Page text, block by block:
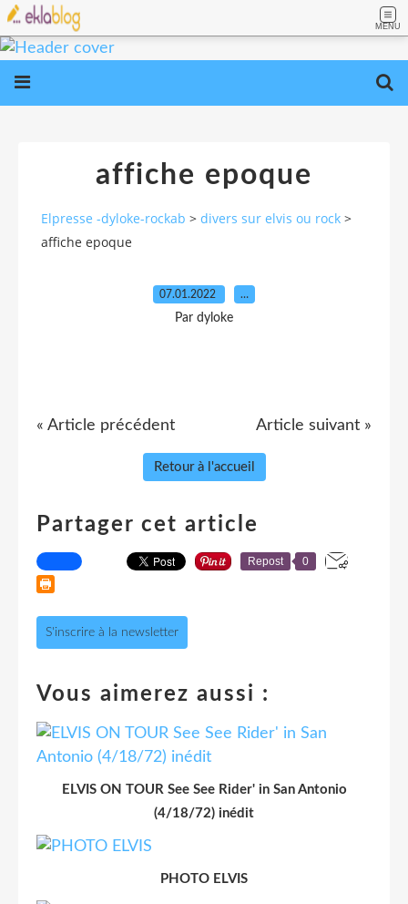
MENU
affiche epoque
Elpresse -dyloke-rockab > divers sur elvis ou rock >
affiche epoque
07.01.2022 …
Par dyloke
« Article précédent Article suivant »
Retour à l'accueil
Partager cet article
Repost 0
S'inscrire à la newsletter
Vous aimerez aussi :
ELVIS ON TOUR See See Rider' in San Antonio
(4/18/72) inédit
PHOTO ELVIS